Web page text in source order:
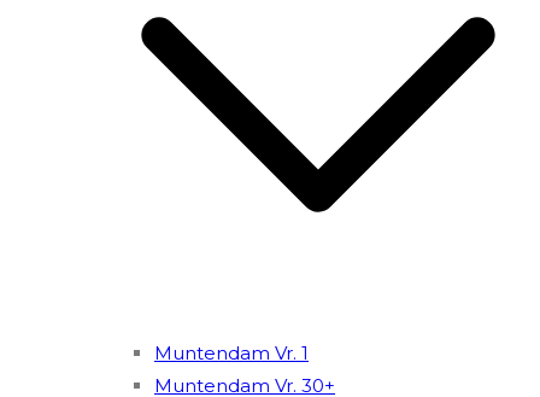
Muntendam Vr. 1
Muntendam Vr. 30+